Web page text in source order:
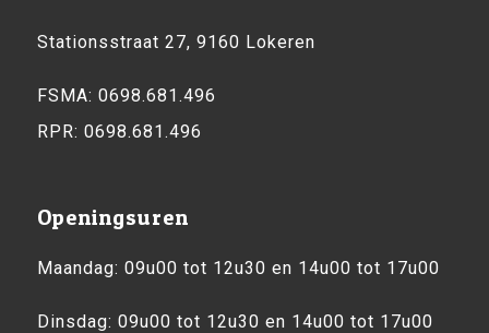
Stationsstraat 27, 9160 Lokeren
FSMA: 0698.681.496
RPR: 0698.681.496
Openingsuren
Maandag: 09u00 tot 12u30 en 14u00 tot 17u00
Dinsdag: 09u00 tot 12u30 en 14u00 tot 17u00